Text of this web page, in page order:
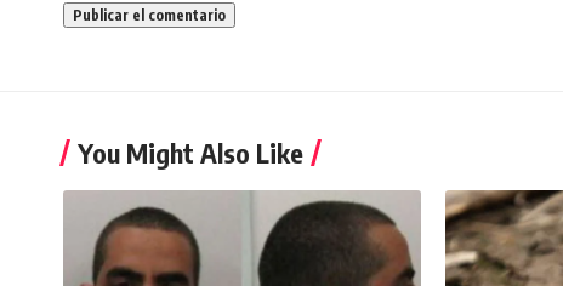
You Might Also Like